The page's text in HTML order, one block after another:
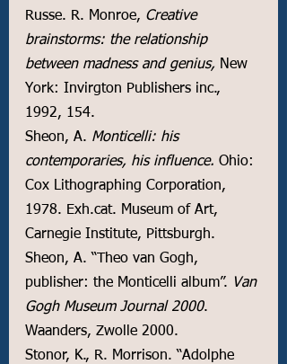
Russe. R. Monroe, Creative
brainstorms: the relationship
between madness and genius, New
York: Invirgton Publishers inc.,
1992, 154.
Sheon, A. Monticelli: his
contemporaries, his influence. Ohio:
Cox Lithographing Corporation,
1978. Exh.cat. Museum of Art,
Carnegie Institute, Pittsburgh.
Sheon, A. “Theo van Gogh,
publisher: the Monticelli album”. Van
Gogh Museum Journal 2000.
Waanders, Zwolle 2000.
Stonor, K., R. Morrison. “Adolphe